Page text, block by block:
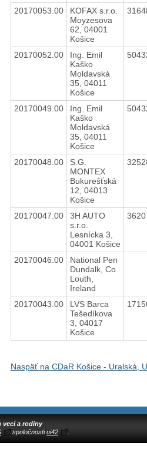
20170053.00
KOFAX s.r.o.
Moyzesova
62, 04001
Košice
20170052.00
Ing. Emil
Kaško
Moldavská
35, 04011
Košice
20170049.00
Ing. Emil
Kaško
Moldavská
35, 04011
Košice
20170048.00
S.G.
MONTEX
Bukurešťská
12, 04013
Košice
20170047.00
3H AUTO
s.r.o.
Lesnícka 3,
04001 Košice
20170046.00
National Pen
Dundalk, Co
Louth,
Ireland
20170043.00
LVS Barca
Tešedíkova
3, 04017
Košice
Naspäť na CDaR Košice - Uralská,
vecí a rodiny
spoločnostiui42